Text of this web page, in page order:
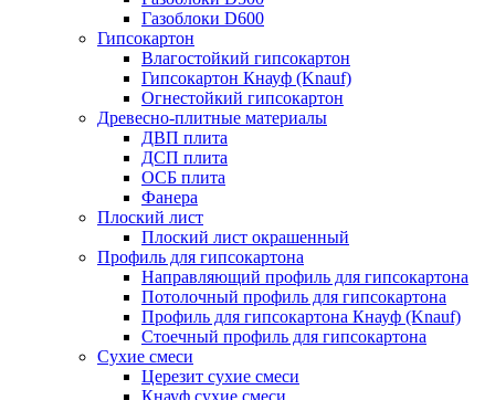
Газоблоки D600
Гипсокартон
Влагостойкий гипсокартон
Гипсокартон Кнауф (Knauf)
Огнестойкий гипсокартон
Древесно-плитные материалы
ДВП плита
ДСП плита
ОСБ плита
Фанера
Плоский лист
Плоский лист окрашенный
Профиль для гипсокартона
Направляющий профиль для гипсокартона
Потолочный профиль для гипсокартона
Профиль для гипсокартона Кнауф (Knauf)
Стоечный профиль для гипсокартона
Сухие смеси
Церезит сухие смеси
Кнауф сухие смеси